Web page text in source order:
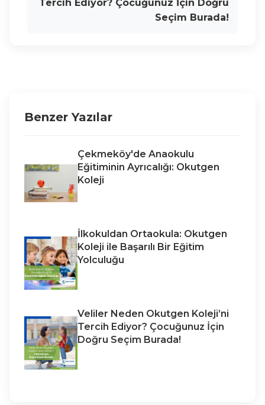
Tercih Ediyor? Çocuğunuz İçin Doğru
Seçim Burada!
Benzer Yazılar
Çekmeköy'de Anaokulu
Eğitiminin Ayrıcalığı: Okutgen
Koleji
İlkokuldan Ortaokula: Okutgen
Koleji ile Başarılı Bir Eğitim
Yolculuğu
Veliler Neden Okutgen Koleji’ni
Tercih Ediyor? Çocuğunuz İçin
Doğru Seçim Burada!